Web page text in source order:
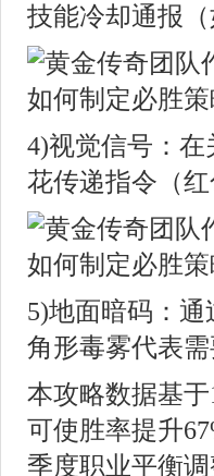
技能冷却通报
4)视觉信号：
花传递指令（
5)地面暗码：
角形毒雾代表
本攻略数据基
可使胜率提升
季度职业平衡